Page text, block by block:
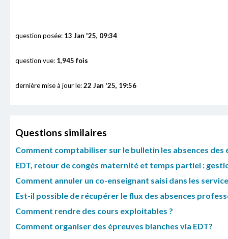
question posée: 13 Jan '25, 09:34
question vue: 1,945 fois
dernière mise à jour le:22 Jan '25, 19:56
Questions similaires
Comment comptabiliser sur le bulletin les absences des
EDT, retour de congés maternité et temps partiel :
Comment annuler un co-enseignant saisi dans les
Est-il possible de récupérer le flux des absences
Comment rendre des cours exploitables ?
Comment organiser des épreuves blanches via EDT?